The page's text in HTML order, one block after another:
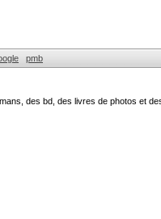
pmb
des bd, des livres de photos et